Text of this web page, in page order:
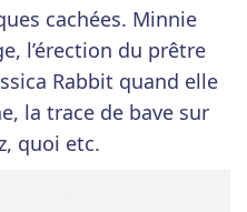
cachées. Minnie
l’érection du prêtre
Rabbit quand elle
la trace de bave sur
quoi etc.